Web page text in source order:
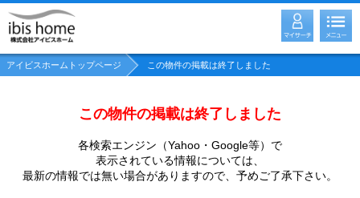
アイビスホームトップページ この物件の掲載は終了しました
この物件の掲載は終了しました
各検索エンジン（Yahoo・Google等）で
表示されている情報については、
最新の情報では無い場合がありますので、 予めご了承下さい。